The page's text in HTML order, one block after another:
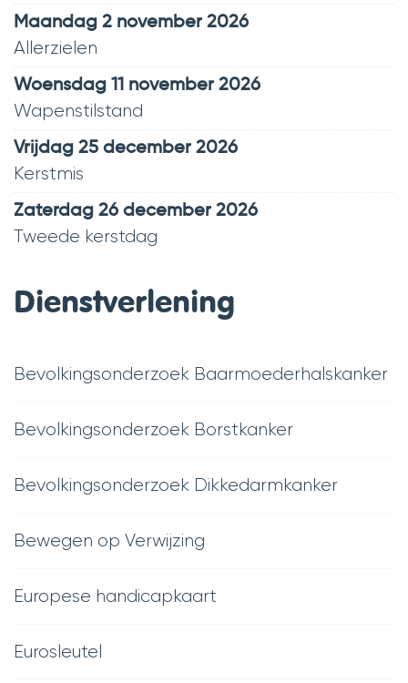
maandag 2 november 2026
Allerzielen
woensdag 11 november 2026
Wapenstilstand
vrijdag 25 december 2026
Kerstmis
zaterdag 26 december 2026
Tweede kerstdag
Dienstverlening
Bevolkingsonderzoek Baarmoederhalskanker
Bevolkingsonderzoek Borstkanker
Bevolkingsonderzoek Dikkedarmkanker
Bewegen op Verwijzing
Europese handicapkaart
Eurosleutel